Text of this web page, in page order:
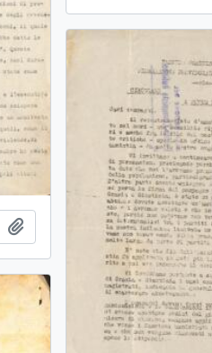
Ajouter au presse-papier